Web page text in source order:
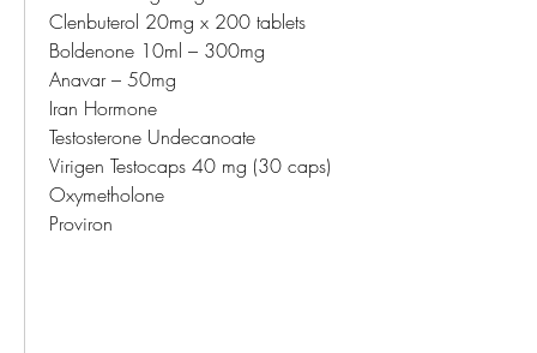
Clenbuterol 20mg x 200 tablets
Boldenone 10ml – 300mg
Anavar – 50mg
Iran Hormone
Testosterone Undecanoate
Virigen Testocaps 40 mg (30 caps)
Oxymetholone
Proviron